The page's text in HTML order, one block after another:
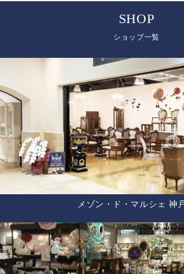
SHOP
ショップ一覧
メゾン・ド・マルシェ 神